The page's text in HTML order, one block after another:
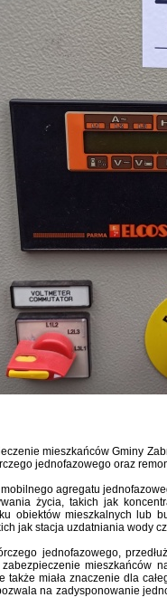
mieszkańców Gminy
jednofazowego oraz
agregatu
życia, takich jak
obiektów mieszkalnych lub
jak stacja uzdatniania wody
jednofazowego,
mieszkańców
także miała znaczenie dla
na zadysponowanie